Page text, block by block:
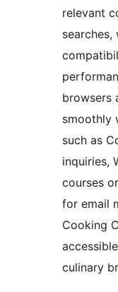
relevant
browsers
smoothly
such as
inquiries,
courses
for email
Cooking
culinary